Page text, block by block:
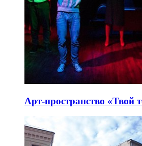
Арт-пространство «Твой